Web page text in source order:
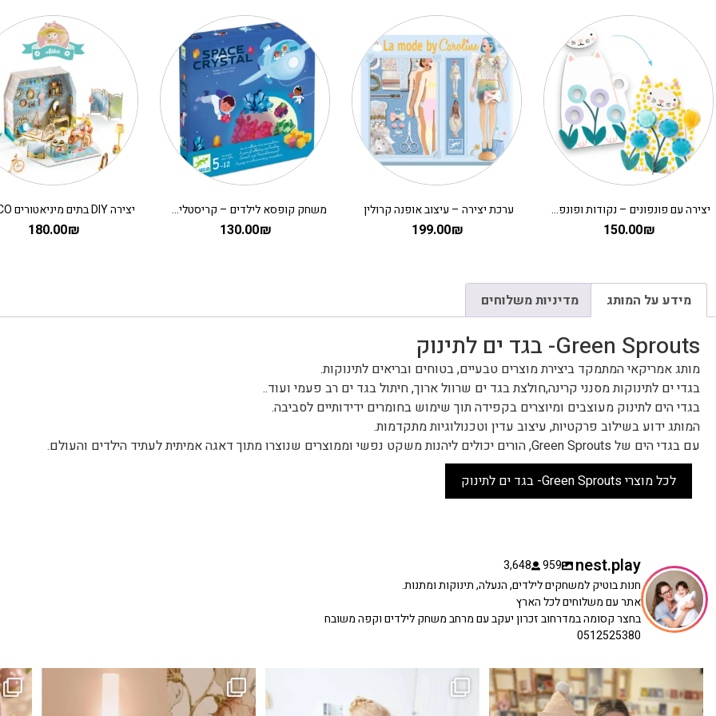
יצירה עם פונפונים – נקודות ופונפונים בדשא DJECO
150.00₪
ערכת יצירה – עיצוב אופנה קרולין
199.00₪
משחק קופסא לילדים – קריסטלים בחלל
130.00₪
180.00₪
מידע על המותג מדיניות משלוחים
Green Sprouts- בגד ים לתינוק
מותג אמריקאי המתמקד ביצירת מוצרים טבעיים, בטוחים ובריאים לתינוקות.
בגדי ים לתינוקות מסנני קרינה,חולצת בגד ים שרוול ארוך, חיתול בגד ים רב פעמי ועוד..
בגדי הים לתינוק מעוצבים ומיוצרים בקפידה תוך שימוש בחומרים ידידותיים לסביבה.
המותג ידוע בשילוב פרקטיות, עיצוב עדין וטכנולוגיות מתקדמות.
עם בגדי הים של Green Sprouts, הורים יכולים ליהנות משקט נפשי וממוצרים שנוצרו מתוך דאגה אמיתית לעתיד הילדים והעולם.
לכל מוצרי Green Sprouts- בגד ים לתינוק
nest.play
959
3,648
חנות בוטיק למשחקים לילדים, הנעלה, תינוקות ומתנות.
אתר עם משלוחים לכל הארץ
בחצר קסומה במדרחוב זכרון יעקב עם מרחב משחק לילדים וקפה משובח
0512525380
גם פריט עיצובי לחדר, גם מנורת לילה מרגיעה, וגם...
0
כשפתחתי את החנות חלמתי ליצור מקום שהייתי
שמחה